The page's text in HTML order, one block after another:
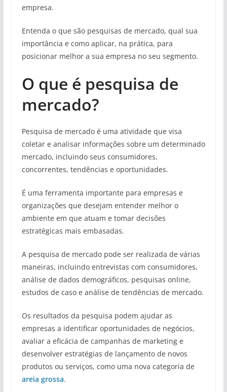
empresa.
Entenda o que são pesquisas de mercado, qual sua
importância e como aplicar, na prática, para
posicionar melhor a sua empresa no seu segmento.
O que é pesquisa de
mercado?
Pesquisa de mercado é uma atividade que visa
coletar e analisar informações sobre um determinado
mercado, incluindo seus consumidores,
concorrentes, tendências e oportunidades.
É uma ferramenta importante para empresas e
organizações que desejam entender melhor o
ambiente em que atuam e tomar decisões
estratégicas mais embasadas.
A pesquisa de mercado pode ser realizada de várias
maneiras, incluindo entrevistas com consumidores,
análise de dados demográficos, pesquisas online,
estudos de caso e análise de tendências de mercado.
Os resultados da pesquisa podem ajudar as
empresas a identificar oportunidades de negócios,
avaliar a eficácia de campanhas de marketing e
desenvolver estratégias de lançamento de novos
produtos ou serviços, como uma nova categoria de
areia grossa.